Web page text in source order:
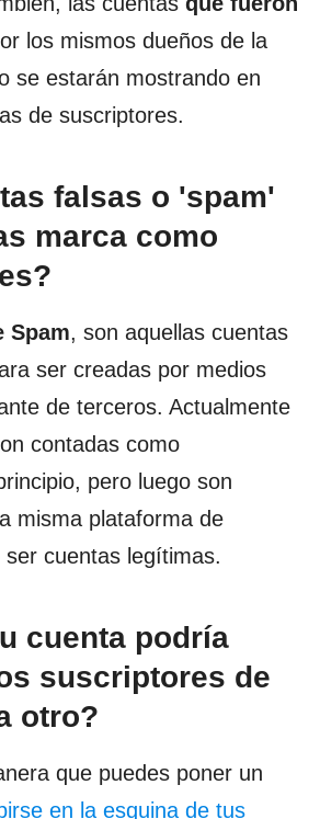
los mismos dueños de la
se estarán mostrando en
de suscriptores.
falsas o 'spam'
marca como
Spam, son aquellas cuentas
ser creadas por medios
de terceros. Actualmente
contadas como
pero luego son
misma plataforma de
ser cuentas legítimas.
cuenta podría
suscriptores de
otro?
que puedes poner un
en la esquina de tus